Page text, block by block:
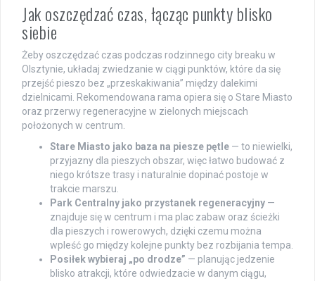
Jak oszczędzać czas, łącząc punkty blisko
siebie
Żeby oszczędzać czas podczas rodzinnego city breaku w
Olsztynie, układaj zwiedzanie w ciągi punktów, które da się
przejść pieszo bez „przeskakiwania” między dalekimi
dzielnicami. Rekomendowana rama opiera się o Stare Miasto
oraz przerwy regeneracyjne w zielonych miejscach
położonych w centrum.
Stare Miasto jako baza na piesze pętle — to niewielki,
przyjazny dla pieszych obszar, więc łatwo budować z
niego krótsze trasy i naturalnie dopinać postoje w
trakcie marszu.
Park Centralny jako przystanek regeneracyjny —
znajduje się w centrum i ma plac zabaw oraz ścieżki
dla pieszych i rowerowych, dzięki czemu można
wpleść go między kolejne punkty bez rozbijania tempa.
Posiłek wybieraj „po drodze” — planując jedzenie
blisko atrakcji, które odwiedzacie w danym ciągu,